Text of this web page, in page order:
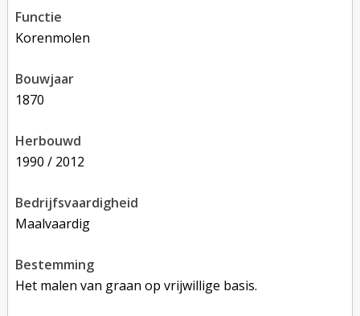
functie
korenmolen
bouwjaar
1870
herbouwd
1990 / 2012
bedrijfsvaardigheid
Maalvaardig
bestemming
Het malen van graan op vrijwillige basis.